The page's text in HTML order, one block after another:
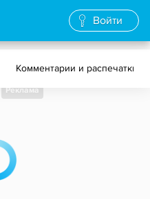
Войти
Комментарии и распечатки
Реклама